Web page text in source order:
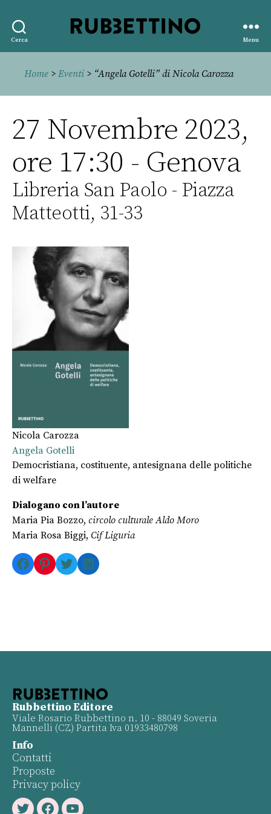
Cerca
editore
Menu
Home > Eventi > “Angela Gotelli” di Nicola Carozza
27 Novembre 2023,
ore 17:30 - Genova
Libreria San Paolo - Piazza
Matteotti, 31-33
Nicola Carozza
Angela Gotelli
Democristiana, costituente, antesignana delle politiche
di welfare
Dialogano con l’autore
Maria Pia Bozzo, circolo culturale Aldo Moro
Maria Rosa Biggi, Cif Liguria
Facebook
Pinterest
TwitterLinkedIn
Rubbettino Editore
Viale Rosario Rubbettino n. 10 - 88049 Soveria
Mannelli (CZ) Partita Iva 01933480798
Info
Contatti
Proposte
Privacy policy